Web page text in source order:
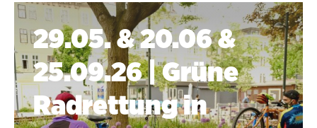
29.05. & 20.06 &
25.09.26 | Grüne
Radrettung in